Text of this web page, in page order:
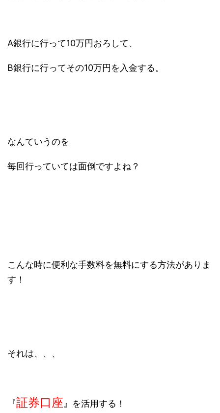
A銀行に行って10万円おろして、
B銀行に行ってその10万円を入金する。
なんていうのを
毎回行っていては面倒ですよね？
こんな時に便利な手数料を無料にする方法がありま
す！
それは、、、
『証券口座 』を活用する！